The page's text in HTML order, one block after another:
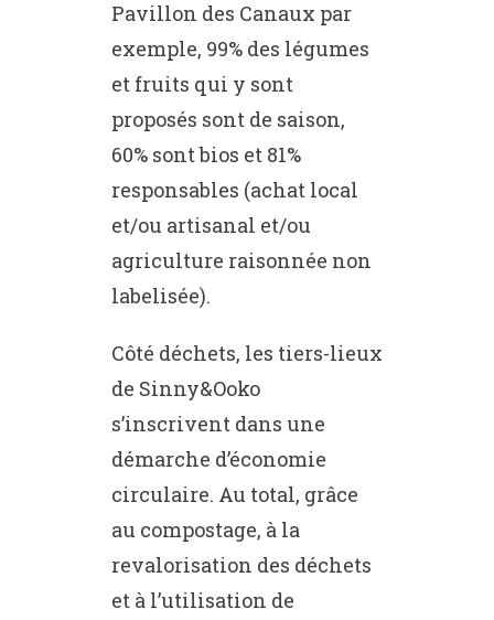
Pavillon des Canaux par
exemple, 99% des légumes
et fruits qui y sont
proposés sont de saison,
60% sont bios et 81%
responsables (achat local
et/ou artisanal et/ou
agriculture raisonnée non
labelisée).
Côté déchets, les tiers-lieux
de Sinny&Ooko
s’inscrivent dans une
démarche d’économie
circulaire. Au total, grâce
au compostage, à la
revalorisation des déchets
et à l’utilisation de